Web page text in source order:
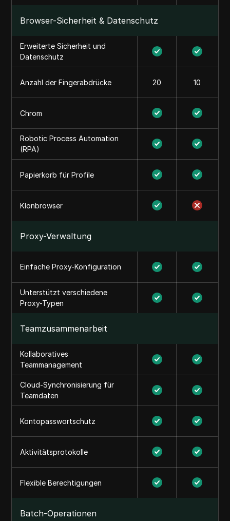
Browser-Sicherheit & Datenschutz
Erweiterte Sicherheit und
Datenschutz
Anzahl der Fingerabdrücke 20 10
Chrom
Robotic Process Automation
(RPA)
Papierkorb für Profile
Klonbrowser
Proxy-Verwaltung
Einfache Proxy-Konfiguration
Unterstützt verschiedene
Proxy-Typen
Teamzusammenarbeit
Kollaboratives
Teammanagement
Cloud-Synchronisierung für
Teamdaten
Kontopasswortschutz
Aktivitätsprotokolle
Flexible Berechtigungen
Batch-Operationen